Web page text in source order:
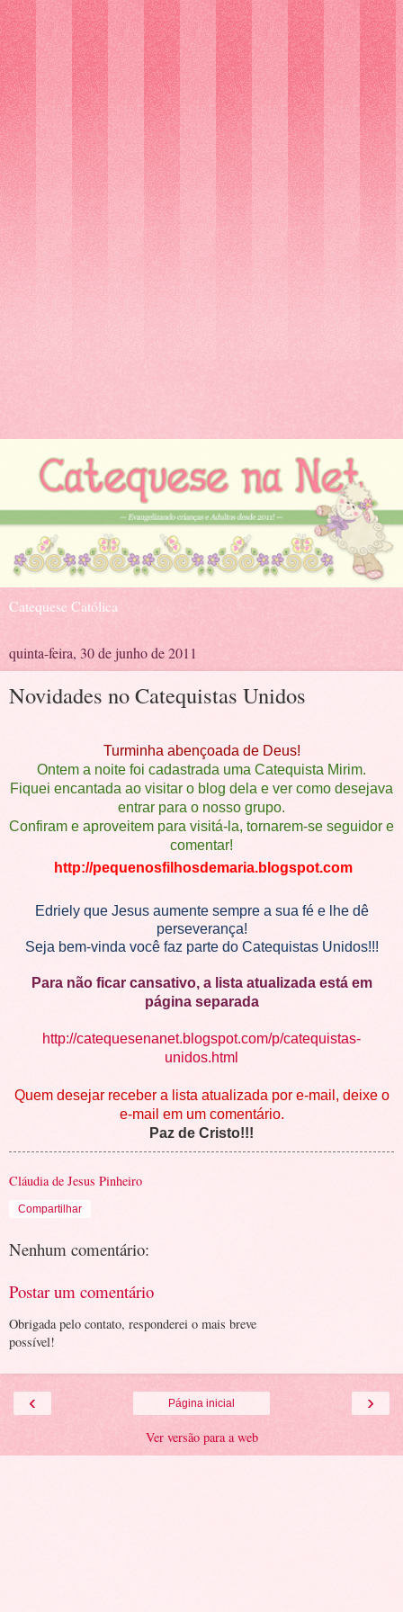
Catequese Católica
quinta-feira, 30 de junho de 2011
Novidades no Catequistas Unidos
Turminha abençoada de Deus!
Ontem a noite foi cadastrada uma Catequista Mirim.
Fiquei encantada ao visitar o blog dela e ver como desejava
entrar para o nosso grupo.
Confiram e aproveitem para visitá-la, tornarem-se seguidor e
comentar!
http://pequenosfilhosdemaria.blogspot.com
Edriely que Jesus aumente sempre a sua fé e lhe dê
perseverança!
Seja bem-vinda você faz parte do Catequistas Unidos!!!
Para não ficar cansativo, a lista atualizada está em
página separada
http://catequesenanet.blogspot.com/p/catequistas-
unidos.html
Quem desejar receber a lista atualizada por e-mail, deixe o
e-mail em um comentário.
Paz de Cristo!!!
Cláudia de Jesus Pinheiro
Compartilhar
Nenhum comentário:
Postar um comentário
Obrigada pelo contato, responderei o mais breve
possível!
‹ ›
Página inicial
Ver versão para a web